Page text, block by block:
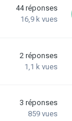
44 réponses
16,9 k vues
2 réponses
1,1 k vues
3 réponses
859 vues